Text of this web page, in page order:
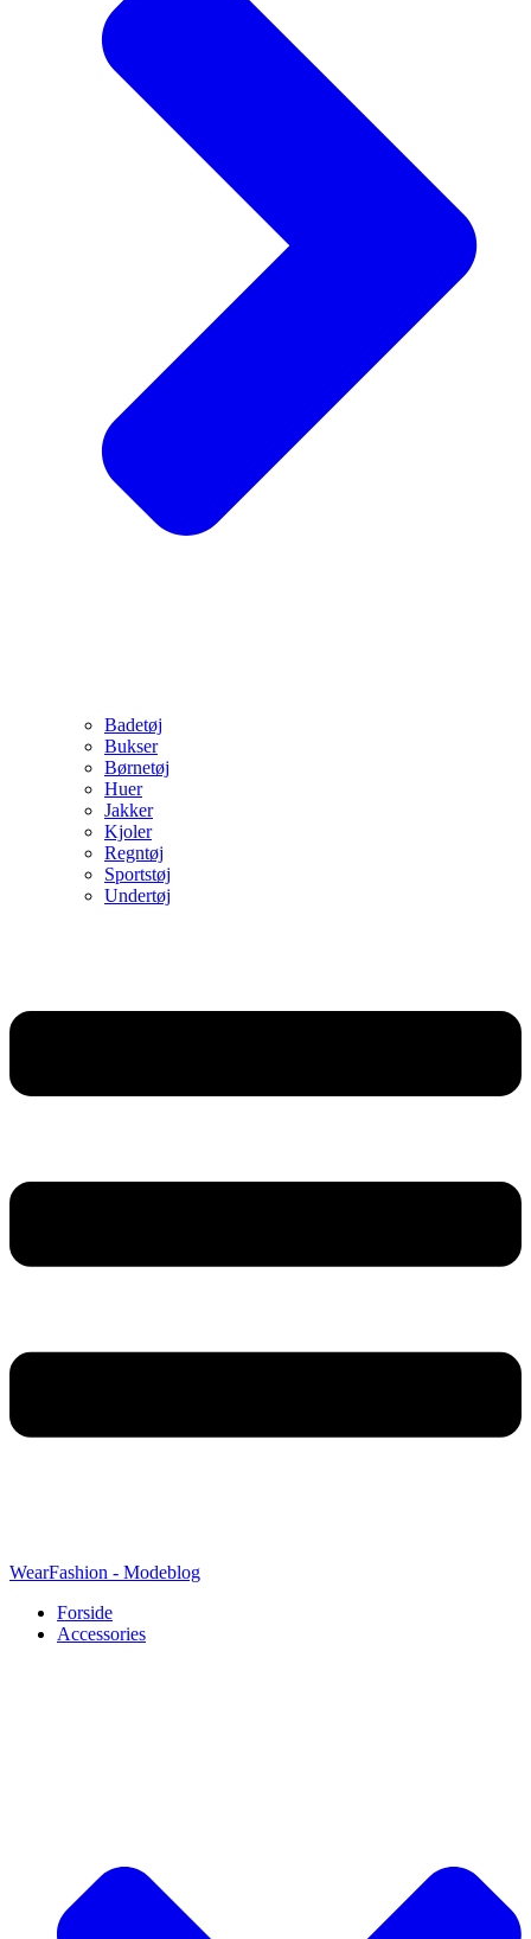
Badetøj
Bukser
Børnetøj
Huer
Jakker
Kjoler
Regntøj
Sportstøj
Undertøj
WearFashion - Modeblog
Forside
Accessories